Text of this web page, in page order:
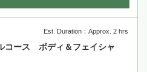
ンパマッサージ→ヘッドマッサージ→
り
Est. Duration：Approx. 2 hrs
コース ボディ＆フェイシャ